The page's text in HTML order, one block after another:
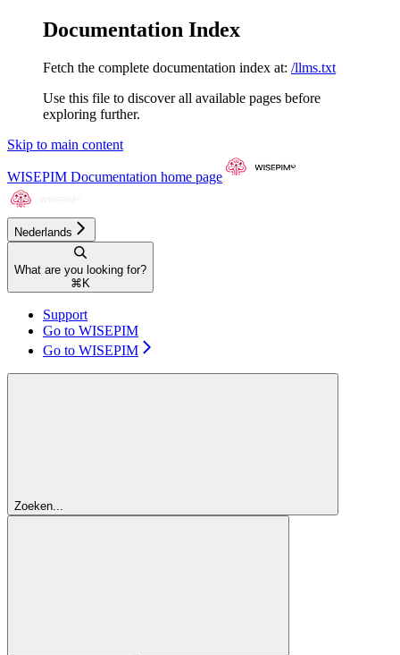
Documentation Index
Fetch the complete documentation index at: /llms.txt
Use this file to discover all available pages before
exploring further.
Skip to main content
WISEPIM Documentation home page
Nederlands
What are you looking for?
⌘ K
Support
Go to WISEPIM
Go to WISEPIM
Zoeken...